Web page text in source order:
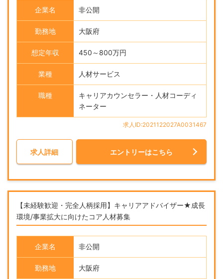
企業名 非公開
勤務地 大阪府
想定年収 450～800万円
業種 人材サービス
職種
キャリアカウンセラー・人材コーディ
ネーター
求人ID:2021122027A0031467
求人詳細 エントリーはこちら
【未経験歓迎・完全人柄採用】キャリアアドバイザー★成長
環境/事業拡大に向けたコア人材募集
企業名 非公開
勤務地 大阪府